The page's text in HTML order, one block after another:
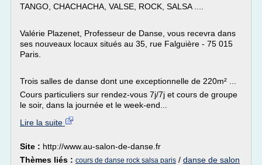
TANGO, CHACHACHA, VALSE, ROCK, SALSA ....
Valérie Plazenet, Professeur de Danse, vous recevra dans
ses nouveaux locaux situés au 35, rue Falguière - 75 015
Paris.
Trois salles de danse dont une exceptionnelle de 220m² ...
Cours particuliers sur rendez-vous 7j/7j et cours de groupe
le soir, dans la journée et le week-end...
Lire la suite
Site : http://www.au-salon-de-danse.fr
Thèmes liés : cours de danse rock salsa paris / danse de salon